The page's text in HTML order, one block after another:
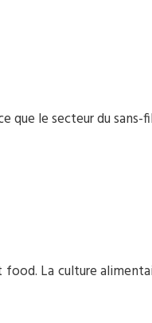
que le secteur du sans-
La culture